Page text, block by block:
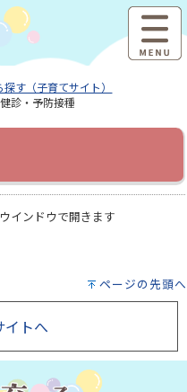
探す（子育てサイト）
健診・予防接種
インドウで開きます
ページの先頭へ
イトへ